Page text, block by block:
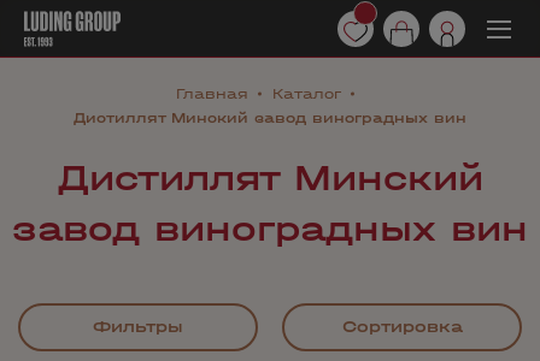
Главная
Каталог
Дистиллят Минский завод виноградных вин
Дистиллят Минский
завод виноградных вин
Фильтры Сортировка